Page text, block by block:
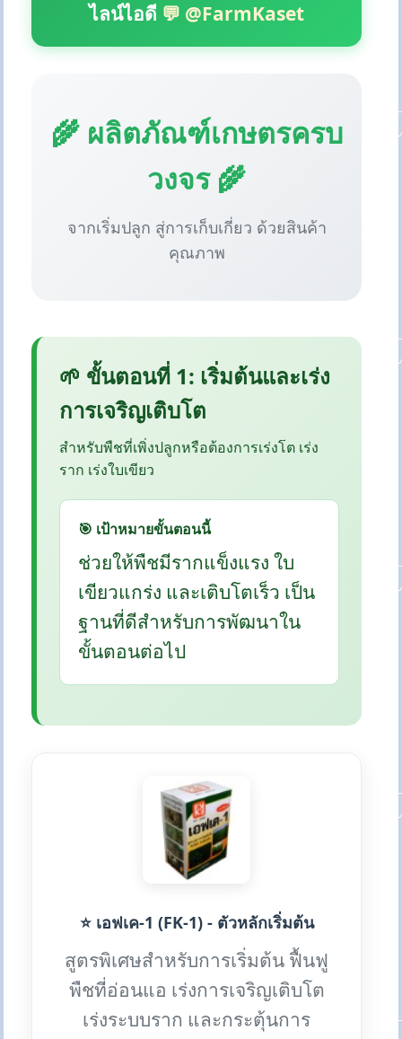
ไลน์ไอดี 💬 @FarmKaset
🌾 ผลิตภัณฑ์เกษตรครบ
วงจร 🌾
จากเริ่มปลูก สู่การเก็บเกี่ยว ด้วยสินค้า
คุณภาพ
🌱 ขั้นตอนที่ 1: เริ่มต้นและเร่ง
การเจริญเติบโต
สำหรับพืชที่เพิ่งปลูกหรือต้องการเร่งโต เร่ง
ราก เร่งใบเขียว
🎯 เป้าหมายขั้นตอนนี้
ช่วยให้พืชมีรากแข็งแรง ใบ
เขียวแกร่ง และเติบโตเร็ว เป็น
ฐานที่ดีสำหรับการพัฒนาใน
ขั้นตอนต่อไป
⭐ เอฟเค-1 (FK-1) - ตัวหลักเริ่มต้น
สูตรพิเศษสำหรับการเริ่มต้น ฟื้นฟู
พืชที่อ่อนแอ เร่งการเจริญเติบโต
เร่งระบบราก และกระตุ้นการ